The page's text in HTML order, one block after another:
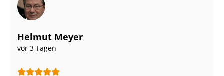
Helmut Meyer
vor 3 Tagen